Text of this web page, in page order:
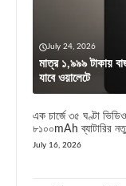
July 24, 2026
মাত্র ১,৯৯৯ টাকায়
যাবে ওয়ালেটে
এক চার্জে ৩৫ ঘণ্টা
৮১০০mAh ব্যাটারির
July 16, 2026